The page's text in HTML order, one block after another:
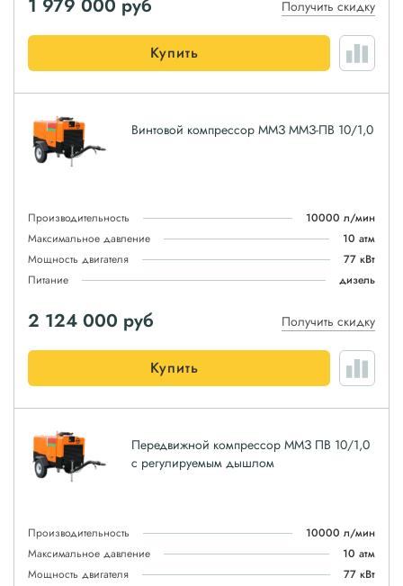
1 979 000 руб Получить скидку
Купить
Винтовой компрессор ММЗ ММЗ-ПВ 10/1,0
Производительность
10000 л/мин
Максимальное давление
10 атм
Мощность двигателя
77 кВт
Питание
дизель
2 124 000 руб Получить скидку
Купить
Передвижной компрессор ММЗ ПВ 10/1,0
с регулируемым дышлом
Производительность
10000 л/мин
Максимальное давление
10 атм
Мощность двигателя
77 кВт